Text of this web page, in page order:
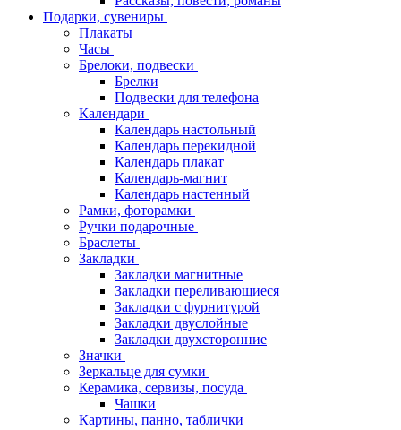
Подарки, сувениры
Плакаты
Часы
Брелоки, подвески
Брелки
Подвески для телефона
Календари
Календарь настольный
Календарь перекидной
Календарь плакат
Календарь-магнит
Календарь настенный
Рамки, фоторамки
Ручки подарочные
Браслеты
Закладки
Закладки магнитные
Закладки переливающиеся
Закладки с фурнитурой
Закладки двуслойные
Закладки двухсторонние
Значки
Зеркальце для сумки
Керамика, сервизы, посуда
Чашки
Картины, панно, таблички